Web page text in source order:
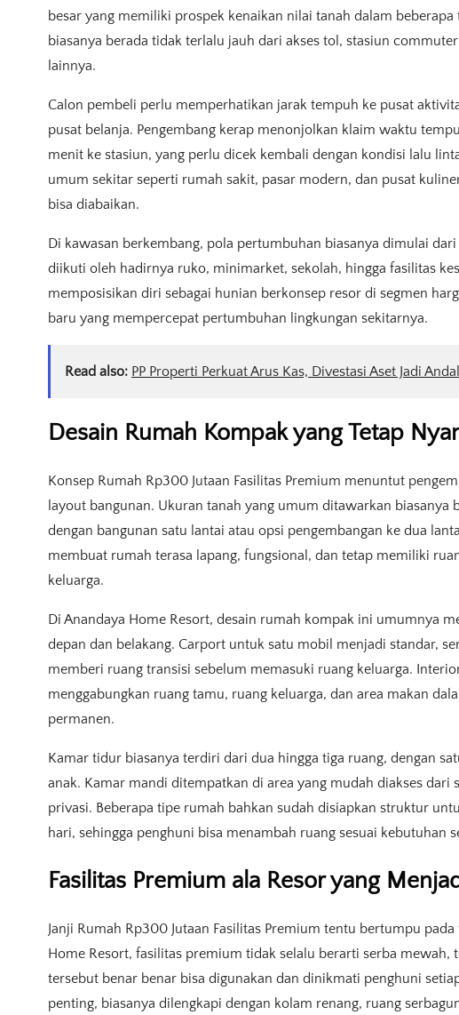
besar yang memiliki prospek kenaikan nilai tanah dalam
biasanya berada tidak terlalu jauh dari akses tol, stasiun
lainnya.
Calon pembeli perlu memperhatikan jarak tempuh ke pusat
pusat belanja. Pengembang kerap menonjolkan klaim waktu
menit ke stasiun, yang perlu dicek kembali dengan kondisi lalu
umum sekitar seperti rumah sakit, pasar modern, dan pusat
bisa diabaikan.
Di kawasan berkembang, pola pertumbuhan biasanya dimulai
diikuti oleh hadirnya ruko, minimarket, sekolah, hingga fasilitas
memposisikan diri sebagai hunian berkonsep resor di segmen
baru yang mempercepat pertumbuhan lingkungan sekitarnya.
Read also: PP Properti Perkuat Arus Kas, Divestasi Aset Jadi
Desain Rumah Kompak yang Tetap
Konsep Rumah Rp300 Jutaan Fasilitas Premium menuntut
layout bangunan. Ukuran tanah yang umum ditawarkan biasanya
dengan bangunan satu lantai atau opsi pengembangan ke dua
membuat rumah terasa lapang, fungsional, dan tetap memiliki
keluarga.
Di Anandaya Home Resort, desain rumah kompak ini umumnya
depan dan belakang. Carport untuk satu mobil menjadi standar,
memberi ruang transisi sebelum memasuki ruang keluarga.
menggabungkan ruang tamu, ruang keluarga, dan area makan
permanen.
Kamar tidur biasanya terdiri dari dua hingga tiga ruang, dengan
anak. Kamar mandi ditempatkan di area yang mudah diakses dari
privasi. Beberapa tipe rumah bahkan sudah disiapkan struktur
hari, sehingga penghuni bisa menambah ruang sesuai kebutuhan
Fasilitas Premium ala Resor yang
Janji Rumah Rp300 Jutaan Fasilitas Premium tentu bertumpu
Home Resort, fasilitas premium tidak selalu berarti serba mewah,
tersebut benar benar bisa digunakan dan dinikmati penghuni
penting, biasanya dilengkapi dengan kolam renang, ruang